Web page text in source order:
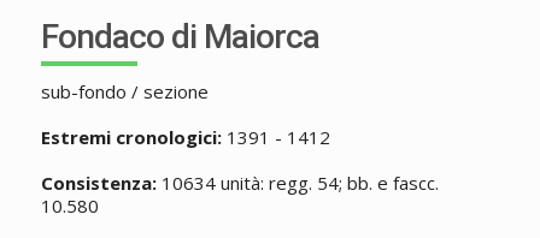
Fondaco di Maiorca
sub-fondo / sezione
Estremi cronologici:1391 - 1412
Consistenza:10634 unità: regg. 54; bb. e fascc.
10.580